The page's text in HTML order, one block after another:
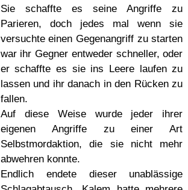
Sie schaffte es seine Angriffe zu
Parieren, doch jedes mal wenn sie
versuchte einen Gegenangriff zu starten
war ihr Gegner entweder schneller, oder
er schaffte es sie ins Leere laufen zu
lassen und ihr danach in den Rücken zu
fallen.
Auf diese Weise wurde jeder ihrer
eigenen Angriffe zu einer Art
Selbstmordaktion, die sie nicht mehr
abwehren konnte.
Endlich endete dieser unablässige